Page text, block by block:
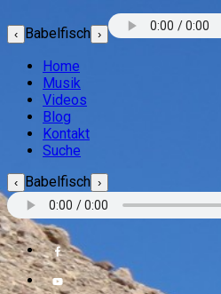
‹ Babelfisch ›
Home
Musik
Videos
Blog
Kontakt
Suche
‹ Babelfisch ›